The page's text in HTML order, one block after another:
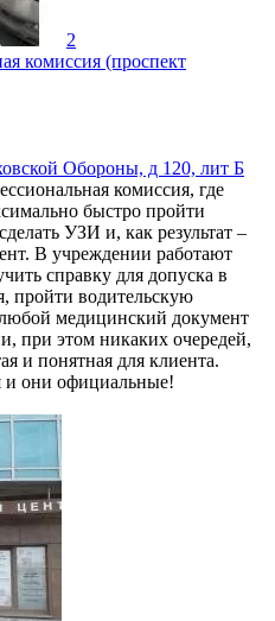
2
комиссия (проспект
Обороны, д 120, лит Б
комиссия, где
быстро пройти
УЗИ и, как результат –
В учреждении работают
справку для допуска в
пройти водительскую
медицинский документ
при этом никаких очередей,
и понятная для клиента.
и они официальные!